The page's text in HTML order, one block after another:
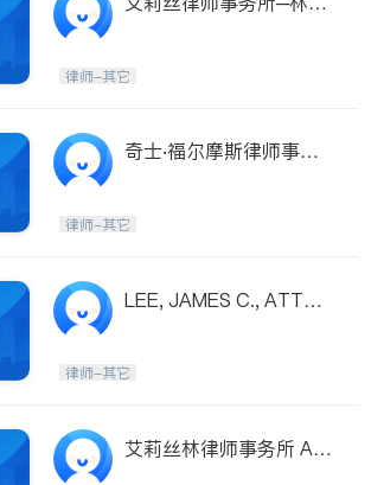
律师-其它
奇士‧福尔摩斯律师事务
律师-其它
LEE, JAMES C., ATTOR
律师-其它
艾莉丝林律师事务所 ALI